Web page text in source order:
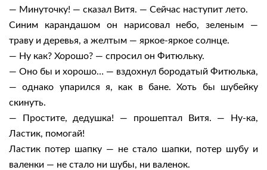
— Минуточку! — сказал Витя. — Сейчас наступит лето.
Синим карандашом он нарисовал небо, зеленым —
траву и деревья, а желтым — яркое-яркое солнце.
— Ну как? Хорошо? — спросил он Фитюльку.
— Оно бы и хорошо… — вздохнул бородатый Фитюлька,
— однако упарился я, как в бане. Хоть бы шубейку
скинуть.
— Простите, дедушка! — прошептал Витя. — Ну-ка,
Ластик, помогай!
Ластик потер шапку — не стало шапки, потер шубу и
валенки — не стало ни шубы, ни валенок.